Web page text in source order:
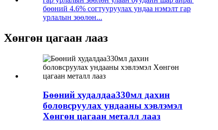
бөөний 4.6% согтууруулах ундаа нэмэлт гар
урлалын зөөлөн...
Хөнгөн цагаан лааз
Бөөний худалдаа330мл дахин
боловсруулах ундааны хэвлэмэл
Хөнгөн цагаан металл лааз